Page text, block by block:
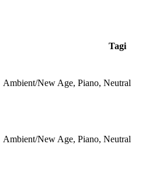
Tagi
Ambient/New Age, Piano, Neutral
Ambient/New Age, Piano, Neutral